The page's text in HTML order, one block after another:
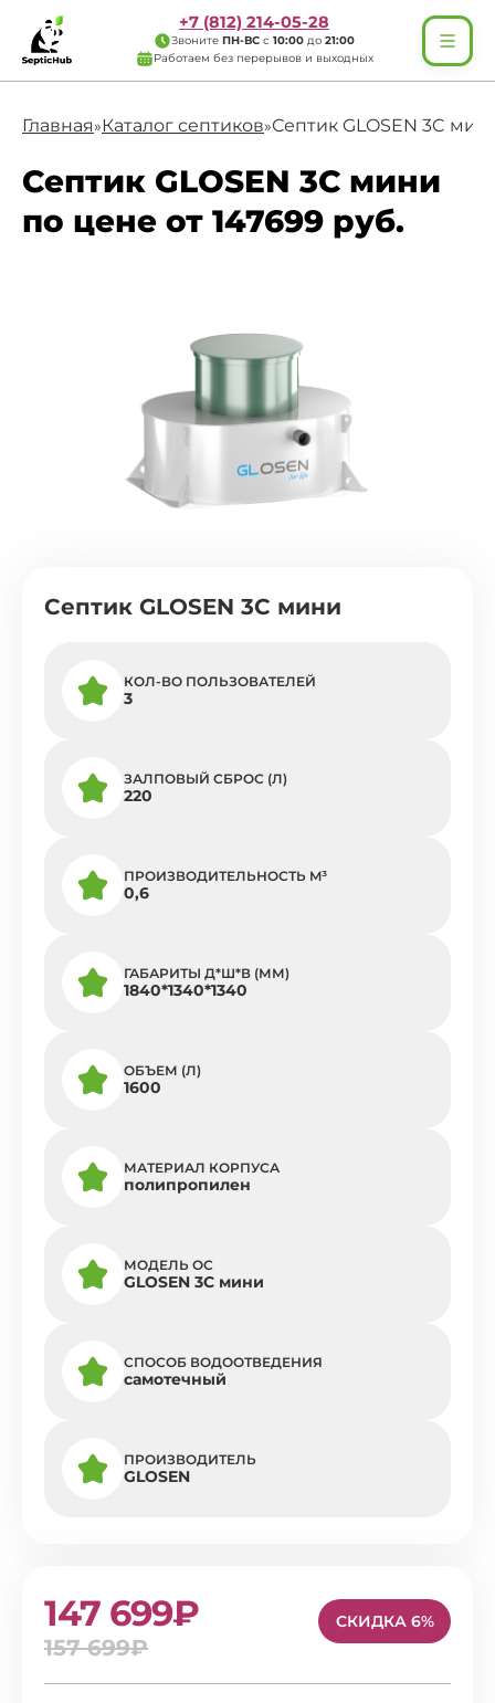
+7 (812) 214-05-28
Звоните ПН-ВС с 10:00 до 21:00
Работаем без перерывов и выходных
Главная»Каталог септиков»Септик GLOSEN 3C
Септик GLOSEN 3C мини
по цене от 147699 руб.
Септик GLOSEN 3C мини
КОЛ-ВО ПОЛЬЗОВАТЕЛЕЙ
3
ЗАЛПОВЫЙ СБРОС (Л)
220
ПРОИЗВОДИТЕЛЬНОСТЬ M³
0,6
ГАБАРИТЫ Д*Ш*В (ММ)
1840*1340*1340
ОБЪЕМ (Л)
1600
МАТЕРИАЛ КОРПУСА
полипропилен
МОДЕЛЬ ОС
GLOSEN 3С мини
СПОСОБ ВОДООТВЕДЕНИЯ
самотечный
ПРОИЗВОДИТЕЛЬ
GLOSEN
147 699₽
157 699₽
СКИДКА 6%